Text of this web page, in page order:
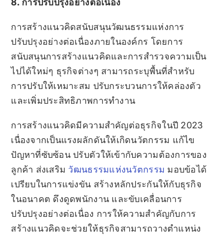
8. การปรับปรุงอย่างต่อเนื่อง
การสร้างแนวคิดสนับสนุนวัฒนธรรมแห่งการ
ปรับปรุงอย่างต่อเนื่องภายในองค์กร โดยการ
สนับสนุนการสร้างแนวคิดและการสำรวจความเป็น
ไปได้ใหม่ๆ ธุรกิจต่างๆ สามารถระบุพื้นที่สำหรับ
การปรับให้เหมาะสม ปรับกระบวนการให้คล่องตัว
และเพิ่มประสิทธิภาพการทำงาน
การสร้างแนวคิดมีความสำคัญต่อธุรกิจในปี 2023
เนื่องจากเป็นแรงผลักดันให้เกิดนวัตกรรม แก้ไข
ปัญหาที่ซับซ้อน ปรับตัวให้เข้ากับความต้องการของ
ลูกค้า ส่งเสริม วัฒนธรรมแห่งนวัตกรรม มอบข้อได้
เปรียบในการแข่งขัน สร้างหลักประกันให้กับธุรกิจ
ในอนาคต ดึงดูดพนักงาน และขับเคลื่อนการ
ปรับปรุงอย่างต่อเนื่อง การให้ความสำคัญกับการ
สร้างแนวคิดจะช่วยให้ธุรกิจสามารถวางตำแหน่ง